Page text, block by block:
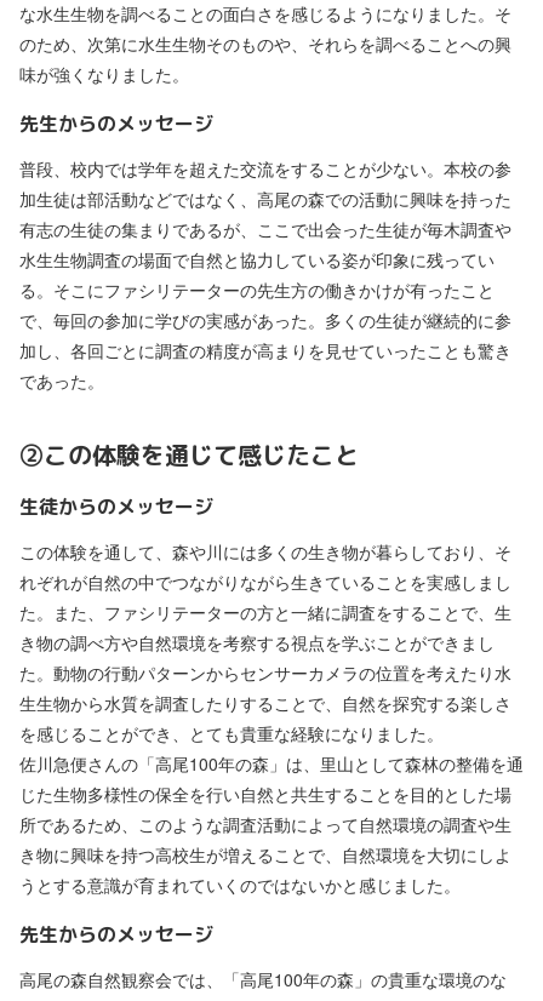
な水生生物を調べることの面白さを感じるようになりました。そ
のため、次第に水生生物そのものや、それらを調べることへの興
味が強くなりました。
先生からのメッセージ
普段、校内では学年を超えた交流をすることが少ない。本校の参
加生徒は部活動などではなく、高尾の森での活動に興味を持った
有志の生徒の集まりであるが、ここで出会った生徒が毎木調査や
水生生物調査の場面で自然と協力している姿が印象に残ってい
る。そこにファシリテーターの先生方の働きかけが有ったこと
で、毎回の参加に学びの実感があった。多くの生徒が継続的に参
加し、各回ごとに調査の精度が高まりを見せていったことも驚き
であった。
➁この体験を通じて感じたこと
生徒からのメッセージ
この体験を通して、森や川には多くの生き物が暮らしており、そ
れぞれが自然の中でつながりながら生きていることを実感しまし
た。また、ファシリテーターの方と一緒に調査をすることで、生
き物の調べ方や自然環境を考察する視点を学ぶことができまし
た。動物の行動パターンからセンサーカメラの位置を考えたり水
生生物から水質を調査したりすることで、自然を探究する楽しさ
を感じることができ、とても貴重な経験になりました。
佐川急便さんの「高尾100年の森」は、里山として森林の整備を通
じた生物多様性の保全を行い自然と共生することを目的とした場
所であるため、このような調査活動によって自然環境の調査や生
き物に興味を持つ高校生が増えることで、自然環境を大切にしよ
うとする意識が育まれていくのではないかと感じました。
先生からのメッセージ
高尾の森自然観察会では、「高尾100年の森」の貴重な環境のな